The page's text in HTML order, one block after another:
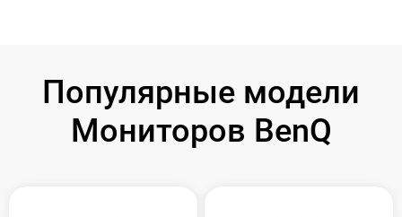
Популярные модели
Мониторов BenQ